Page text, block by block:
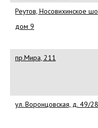
Реутов, Носовихинское
дом 9
пр.Мира, 211
ул. Воронцовская, д. 49/28